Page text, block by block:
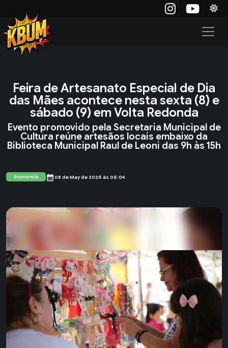
Feira de Artesanato Especial de Dia
das Mães acontece nesta sexta (8) e
sábado (9) em Volta Redonda
Evento promovido pela Secretaria Municipal de
Cultura reúne artesãos locais embaixo da
Biblioteca Municipal Raul de Leoni das 9h às 15h
Economia calendar_month08 de May de 2026 às 06:04